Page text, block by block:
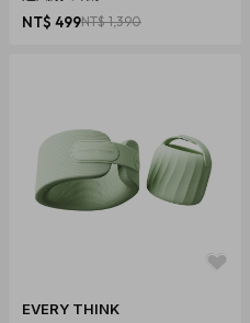
NT$ 499NT$ 1,390
EVERY THINK